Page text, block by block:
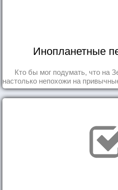
Инопланетные
Кто бы мог подумать, что на
настолько непохожи на
что кажутся и